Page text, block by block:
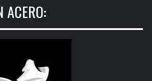
ACERO: